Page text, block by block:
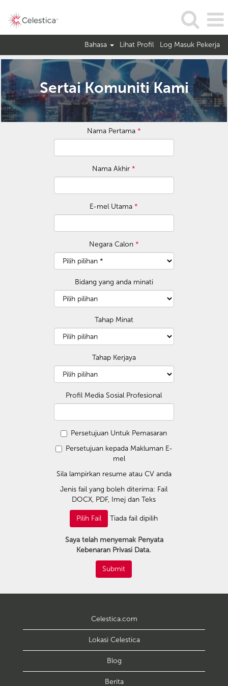
Bahasa Lihat Profil Log Masuk Pekerja
Sertai Komuniti Kami
Nama Pertama *
Nama Akhir*
E-mel Utama*
Negara Calon *
Bidang yang anda minati
Tahap Minat
Tahap Kerjaya
Profil Media Sosial Profesional
Persetujuan Untuk Pemasaran
Persetujuan kepada Makluman E-
mel
Sila lampirkan resume atau CV anda
Jenis fail yang boleh diterima: Fail
DOCX, PDF, Imej dan Teks
Pilih Fail Tiada fail dipilih
Saya telah menyemak Penyata
Kebenaran Privasi Data.
Submit
Celestica.com
Lokasi Celestica
Blog
Berita